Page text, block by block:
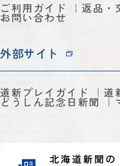
ご利用ガイド 返品・
お問い合わせ
外部サイト
道新プレイガイド 道
どうしん記念日新聞